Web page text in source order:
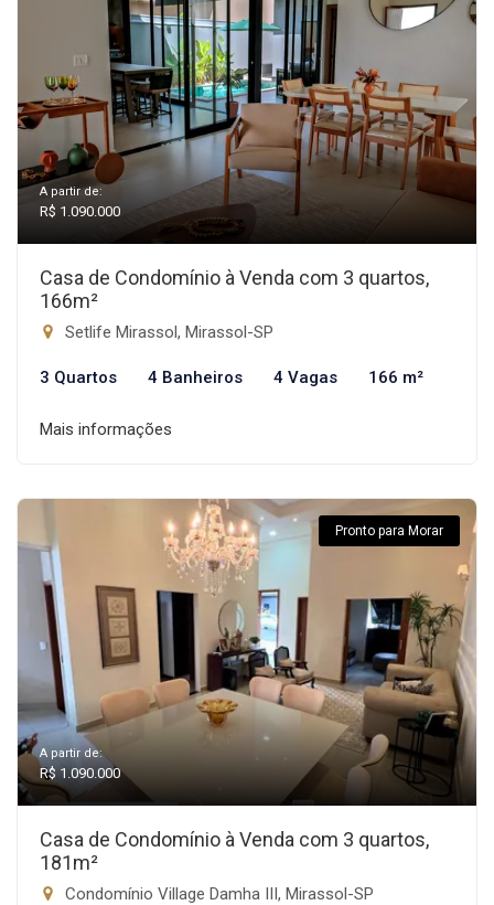
A partir de:
R$ 1.090.000
Casa de Condomínio à Venda com 3 quartos,
166m²
Setlife Mirassol, Mirassol-SP
3 Quartos 4 Banheiros 4 Vagas 166 m²
Mais informações
Pronto para Morar
A partir de:
R$ 1.090.000
Casa de Condomínio à Venda com 3 quartos,
181m²
Condomínio Village Damha III, Mirassol-SP